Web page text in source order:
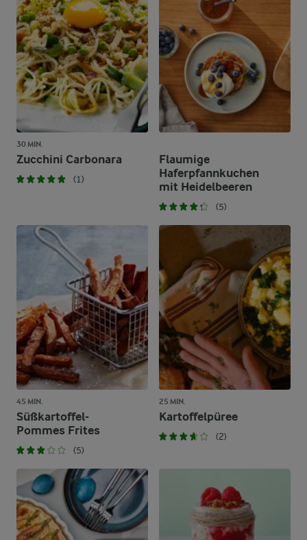
30 MIN.
Zucchini Carbonara
(1)
Flaumige
Haferpfannkuchen
mit Heidelbeeren
(5)
45 MIN.
Süßkartoffel-
Pommes Frites
(5)
25 MIN.
Kartoffelpüree
(2)